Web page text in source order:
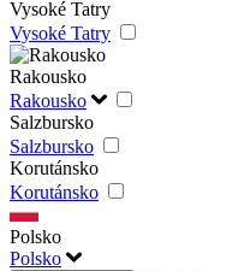
Vysoké Tatry
Vysoké Tatry
Rakousko
Rakousko
Salzbursko
Salzbursko
Korutánsko
Korutánsko
Polsko
Polsko